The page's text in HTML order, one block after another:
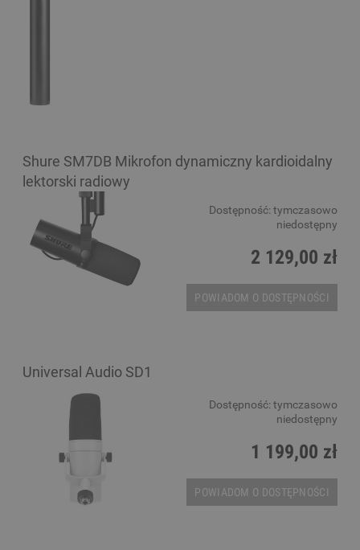
Shure SM7DB Mikrofon dynamiczny kardioidalny
lektorski radiowy
Dostępność: tymczasowo
niedostępny
2 129,00 zł
POWIADOM O DOSTĘPNOŚCI
Universal Audio SD1
Dostępność: tymczasowo
niedostępny
1 199,00 zł
POWIADOM O DOSTĘPNOŚCI